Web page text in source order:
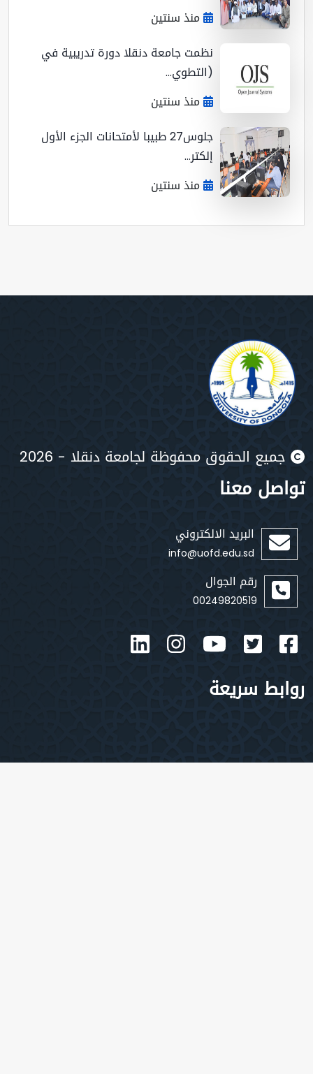
منذ سنتين
نظمت جامعة دنقلا دورة تدريبية في
(التطوي...
منذ سنتين
جلوس27 طبيبا لأمتحانات الجزء الأول
إلكتر...
منذ سنتين
الحقوق محفوظة لجامعة دنقلا - 2026
معنا
البريد الالكتروني
info@uofd.edu.sd
رقم الجوال
00249820519
سريعة